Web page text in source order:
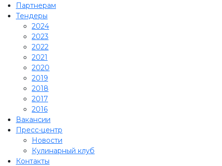
Партнерам
Тендеры
2024
2023
2022
2021
2020
2019
2018
2017
2016
Вакансии
Пресс-центр
Новости
Кулинарный клуб
Контакты